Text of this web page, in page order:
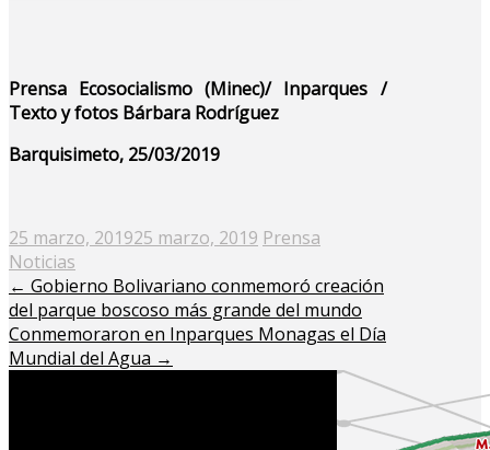
Prensa Ecosocialismo (Minec)/ Inparques /
Texto y fotos Bárbara Rodríguez
Barquisimeto, 25/03/2019
Posted
on
25 marzo, 201925 marzo, 2019 Prensa
Noticias
← Gobierno Bolivariano conmemoró creación
del parque boscoso más grande del mundo
Conmemoraron en Inparques Monagas el Día
Mundial del Agua →